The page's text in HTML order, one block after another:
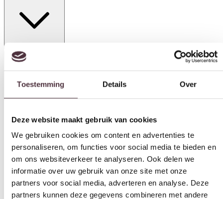
Toestemming Over
Deze website maakt gebruik van cookies
We gebruiken cookies om content en advertenties te
om ons websiteverkeer te analyseren. Ook delen we
informatie over uw gebruik van onze site met onze
partners voor social media, adverteren en analyse. Deze
partners kunnen deze gegevens combineren met andere
informatie die u aan ze heeft verstrekt of die ze hebben
verzameld op basis van uw gebruik van hun services.
Specificaties
Kleur
Breedte (cm)
59 cm